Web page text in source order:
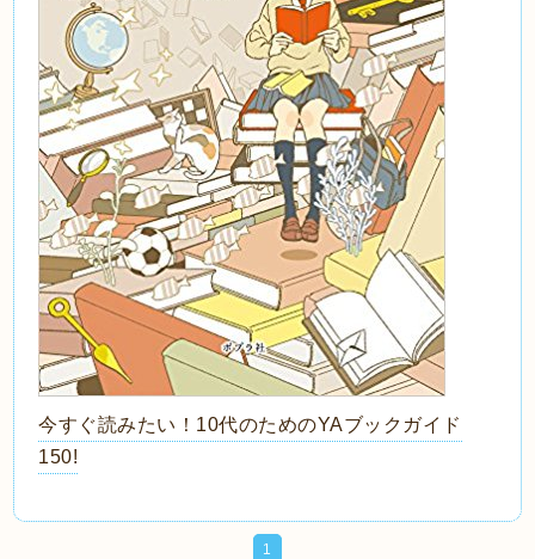
今すぐ読みたい！10代のためのYAブックガイド
150!
1